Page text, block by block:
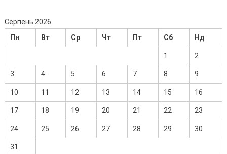
Серпень 2026
Пн
Вт Ср Чт Пт Сб Нд
1 2
3 4 5 6 7 8 9
10 11 12 13 14 15 16
17 18 19 20 21 22 23
24 25 26 27 28 29 30
31